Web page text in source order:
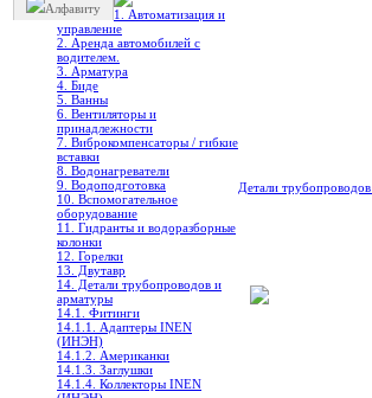
Алфавиту
1. Автоматизация и
управление
2. Аренда автомобилей с
водителем.
3. Арматура
4. Биде
5. Ванны
6. Вентиляторы и
принадлежности
7. Виброкомпенсаторы / гибкие
вставки
8. Водонагреватели
9. Водоподготовка
10. Вспомогательное
оборудование
11. Гидранты и водоразборные
колонки
12. Горелки
13. Двутавр
14. Детали трубопроводов и
арматуры
14.1. Фитинги
14.1.1. Адаптеры INEN
(ИНЭН)
14.1.2. Американки
14.1.3. Заглушки
14.1.4. Коллекторы INEN
Детали